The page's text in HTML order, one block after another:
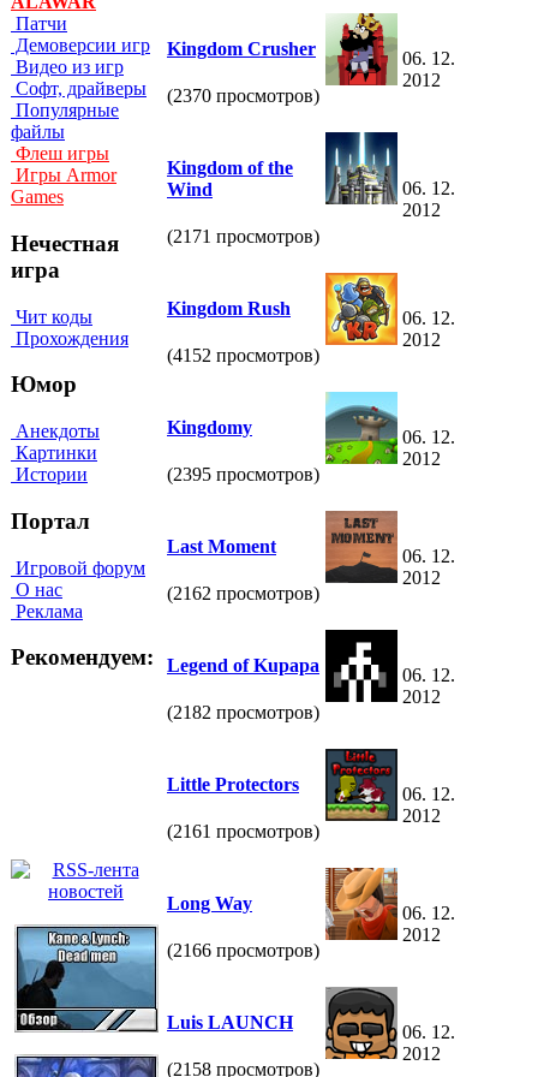
Патчи
Демоверсии игр
Видео из игр
Софт, драйверы
Популярные
файлы
Флеш игры
Игры Armor
Games
Нечестная
игра
Чит коды
Прохождения
Юмор
Анекдоты
Картинки
Истории
Портал
Игровой форум
О нас
Реклама
Рекомендуем:
Kingdom Crusher
(2370 просмотров)
06. 12.
2012
Kingdom of the
Wind
(2171 просмотров)
06. 12.
2012
Kingdom Rush
(4152 просмотров)
06. 12.
2012
Kingdomy
(2395 просмотров)
06. 12.
2012
Last Moment
(2162 просмотров)
06. 12.
2012
Legend of Kupapa
(2182 просмотров)
06. 12.
2012
Little Protectors
(2161 просмотров)
06. 12.
2012
Long Way
(2166 просмотров)
06. 12.
2012
Luis LAUNCH
(2158 просмотров)
06. 12.
2012